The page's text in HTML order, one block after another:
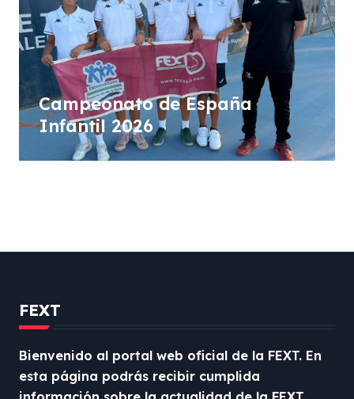
Campeonato de España
Infantil 2026
FEXT
Bienvenido al portal web oficial de la FEXT. En
esta página podrás recibir cumplida